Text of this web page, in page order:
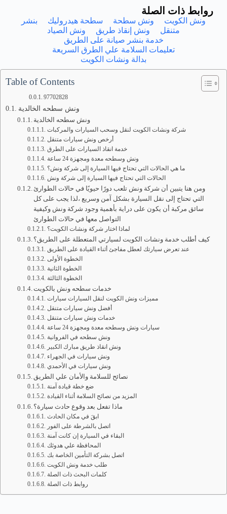
روابط ذات الصلة
ونش الكويت ونش سطحة سطحة هيدروليك
بنشر
متنقل
ونش إنقاذ طريق
ونش الصياد
خدمة بنشر صيانة على الطريق
تعليمات السلامة علي الطرق السريعة
بدالة ونشات الكويت
Table of Contents
97702828
ونش سطحه الخالدية
ونش سطحه الخالدية
شركة ونشات الكويت لنقل وسحب السيارات والمركبات
أرخص ونش سيارات متنقل
خدمة انقاذ السيارات على الطرق
ونش وسطحه معدة ومجهزة 24 ساعة
ما هي الحالات التي تحتاج فيها السيارة إلى شركة ونش؟
الحالات التي تحتاج فيها السيارة إلى شركة ونش
ومن هنا يتبين أن شركة ونش تلعب دورًا حيويًا في حالات الطوارئ
التي تحتاج إلى نقل السيارة بشكل آمن وسريع ،لذا يجب على كل
سائق مركبة أن يكون على دراية بأهمية وجود شركة ونش وكيفية
التواصل معها في حالات الطوارئ
لماذا اختار شركة ونشات الكويت؟
كيف أطلب خدمة ونشات الكويت لسيارتي المتعطلة على الطريق؟
عند تعرض سيارتك لعطل مفاجئ أثناء القيادة على الطريق
الخطوة الأولى
الخطوة الثانية
الخطوة الثالثة
خدمات سطحه ونش بالكويت
مميزات ونش الكويت لنقل السيارات سيارات
أفضل ونش سيارات متنقل
خدمات ونش سيارات متنقل
سيارات ونش وسطحه معدة ومجهزة 24 ساعة
ونش سطحه في الفروانية
ونش انقاذ طريق مبارك الكبير
ونش سيارات في الجهراء
ونش سيارات في الأحمدي
نصائح للسلامة والأمان علي الطريق
ضع خطة قيادة آمنة
المزيد من نصائح السلامة أثناء القيادة
ماذا تفعل بعد وقوع حادث سيارة؟
ابقَ في مكان الحادث
اتصل بالشرطة على الفور
البقاء في السيارة إن كانت آمنة
المحافظة علي هدوئك
اتصل بشركة التأمين الخاصة بك
طلب خدمة ونش الكويت
كلمات البحث ذات الصلة
روابط ذات الصلة